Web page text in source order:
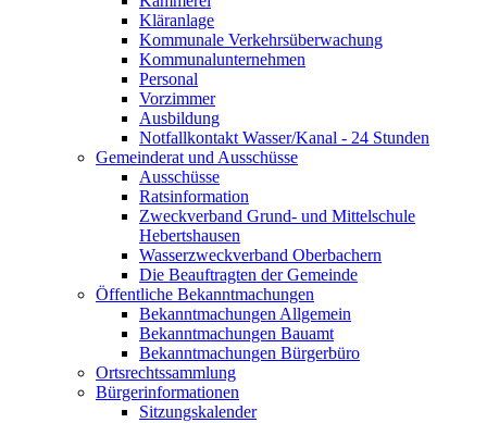
Kläranlage
Kommunale Verkehrsüberwachung
Kommunalunternehmen
Personal
Vorzimmer
Ausbildung
Notfallkontakt Wasser/Kanal - 24 Stunden
Gemeinderat und Ausschüsse
Ausschüsse
Ratsinformation
Zweckverband Grund- und Mittelschule
Hebertshausen
Wasserzweckverband Oberbachern
Die Beauftragten der Gemeinde
Öffentliche Bekanntmachungen
Bekanntmachungen Allgemein
Bekanntmachungen Bauamt
Bekanntmachungen Bürgerbüro
Ortsrechtssammlung
Bürgerinformationen
Sitzungskalender